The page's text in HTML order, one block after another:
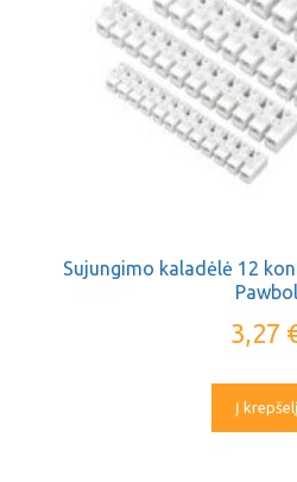
Sujungimo kaladėlė 12
Pawbol
3,27
Į krepšelį